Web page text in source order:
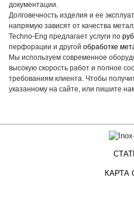
документации.
Долговечность изделия и ее
напрямую зависят от качества
Techno-Eng предлагает услуги по
перфорации и другой обработке
Мы используем современное
высокую скорость работ и полное
требованиям клиента. Чтобы
указанному на сайте, или пишите
КАРТА